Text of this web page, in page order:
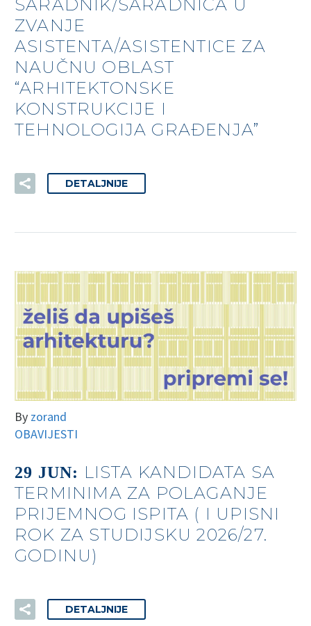
SARADNIK/SARADNICA U
ZVANJE
ASISTENTA/ASISTENTICE ZA
NAUČNU OBLAST
“ARHITEKTONSKE
KONSTRUKCIJE I
TEHNOLOGIJA GRAĐENJA”
DETALJNIJE
By zorand
OBAVIJESTI
29 JUN: LISTA KANDIDATA SA
TERMINIMA ZA POLAGANJE
PRIJEMNOG ISPITA ( I UPISNI
ROK ZA STUDIJSKU 2026/27.
GODINU)
DETALJNIJE